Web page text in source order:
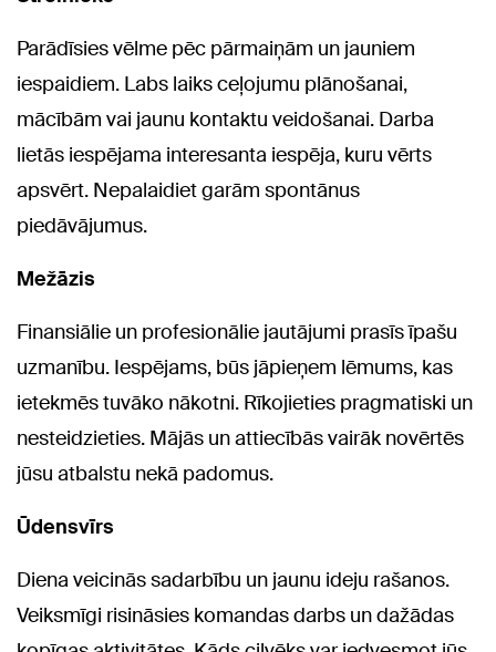
Parādīsies vēlme pēc pārmaiņām un jauniem
iespaidiem. Labs laiks ceļojumu plānošanai,
mācībām vai jaunu kontaktu veidošanai. Darba
lietās iespējama interesanta iespēja, kuru vērts
apsvērt. Nepalaidiet garām spontānus
piedāvājumus.
Mežāzis
Finansiālie un profesionālie jautājumi prasīs īpašu
uzmanību. Iespējams, būs jāpieņem lēmums, kas
ietekmēs tuvāko nākotni. Rīkojieties pragmatiski un
nesteidzieties. Mājās un attiecībās vairāk novērtēs
jūsu atbalstu nekā padomus.
Ūdensvīrs
Diena veicinās sadarbību un jaunu ideju rašanos.
Veiksmīgi risināsies komandas darbs un dažādas